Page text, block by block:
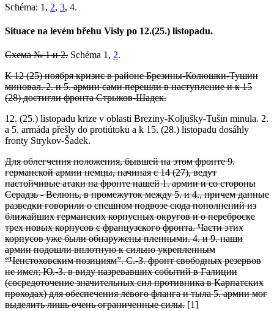
Schéma: 1, 2, 3, 4.
Situace na levém břehu Visly po 12.(25.) listopadu.
Схема № 1 и 2. Schéma 1, 2.
К 12 (25) ноября кризис в районе Брезины-Колюшки-Тушин
миновал. 2. и 5. армии сами перешли в наступление и к 15
(28) достигли фронта Стрыков-Шадек.
12. (25.) listopadu krize v oblasti Breziny-Koljušky-Tušin minula. 2.
a 5. armáda přešly do protiútoku a k 15. (28.) listopadu dosáhly
fronty Strykov-Šadek.
Для облегчения положения, бывшей на этом фронте 9.
германской армии немцы, начиная с 14 (27), ведут
настойчивые атаки на фронте нашей 1. армии и со стороны
Серадзь - Велюнь, в промежуток между 5. и 4., причем данные
разведки говорили о спешном подвозе сюда пополнений из
ближайших германских корпусных округов и о переброске
трех новых корпусов с французского фронта. Части этих
корпусов уже были обнаружены пленными. 4. и 9. наши
армии подошли вплотную к сильно укрепленным
“Ченстоховским позициям”. С.-З. фронт свободных резервов
не имел; Ю.-З. в виду назревавших событий в Галиции
(сосредоточение значительных сил противника в Карпатских
проходах) для обеспечения левого фланга и тыла 5. армии мог
выделить лишь очень ограниченные силы. [1]